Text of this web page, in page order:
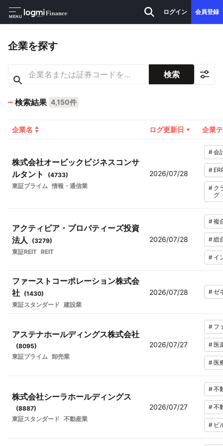
MENU
ログイン 会員登録
企業を探す
検索
検索結果 4,150件
企業名 ログ更新日 企業
株式会社オービックビジネスコンサ
ルタント
(4733)
東証プライム 情報・通信業
2026/07/28
#会
#
# ク
グ
アクティビア・プロパティーズ投資
法人
(3279)
東証REIT REIT
2026/07/28
#複
#総
# イ
ファーストコーポレーション株式会
社 (1430)
東証スタンダード 建設業
2026/07/28 #ゼ
アステナホールディングス株式会社
(8095)
東証プライム 卸売業
2026/07/27
# フ
#医
#医
株式会社シーラホールディングス
(8887)
東証スタンダード 不動産業
2026/07/27
#不
#不
# ビ